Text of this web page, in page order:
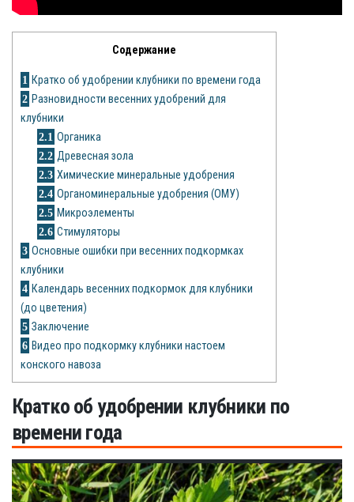
Замиокулькас
Петуния
Рецепты
О сайте
Содержание
1 Кратко об удобрении клубники по времени года
2 Разновидности весенних удобрений для
клубники
2.1 Органика
2.2 Древесная зола
2.3 Химические минеральные удобрения
2.4 Органоминеральные удобрения (ОМУ)
2.5 Микроэлементы
2.6 Стимуляторы
3 Основные ошибки при весенних подкормках
клубники
4 Календарь весенних подкормок для клубники
(до цветения)
5 Заключение
6 Видео про подкормку клубники настоем
конского навоза
Кратко об удобрении клубники по
времени года